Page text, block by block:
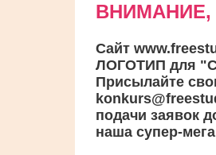
ВНИМАНИЕ,
Сайт
ЛОГОТИП для
Присылайте
подачи заявок
наша супер-